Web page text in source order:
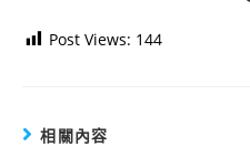
Post Views: 144
相關內容